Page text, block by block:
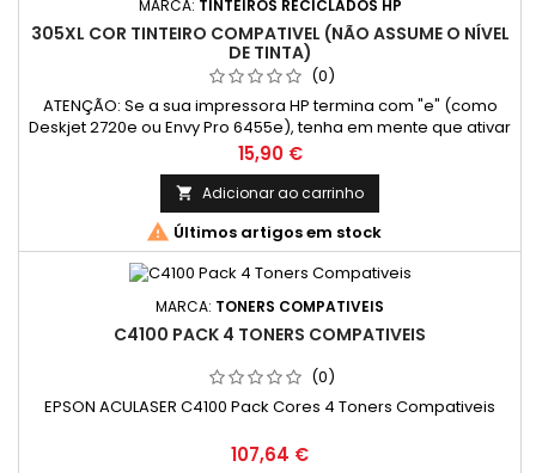
MARCA: TINTEIROS RECICLADOS HP
305XL COR TINTEIRO COMPATIVEL (NÃO ASSUME O NÍVEL
DE TINTA)
(0)
ATENÇÃO: Se a sua impressora HP termina com "e" (como
Deskjet 2720e ou Envy Pro 6455e), tenha em mente que ativar
o programa HP+ pode limitar o uso de tinteiros compatíveis e
reciclados. O HP+ oferece vantagens como impressão na
nuvem, mas requer apenas tinteiros originais e conexão à
Internet. Recomendação: Para utilizar tinteiros compatíveis
ou...
Preço
15,90 €
 Adicionar ao carrinho
 Últimos artigos em stock
MARCA: TONERS COMPATIVEIS
C4100 PACK 4 TONERS COMPATIVEIS
(0)
EPSON ACULASER C4100 Pack Cores 4 Toners Compativeis
Preço
107,64 €